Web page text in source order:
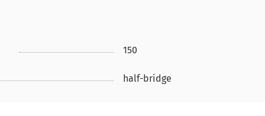
150
half-bridge